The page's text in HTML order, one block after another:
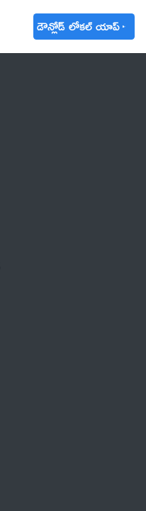
డౌన్లోడ్ లోకల్ యాప్